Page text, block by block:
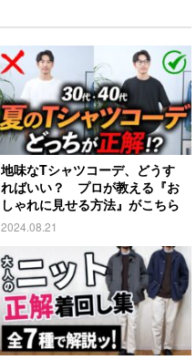
地味なTシャツコーデ、どうす
ればいい？ プロが教える『お
しゃれに見せる方法』がこちら
2024.08.21